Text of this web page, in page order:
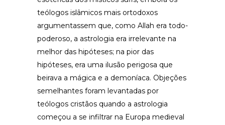
teólogos islâmicos mais ortodoxos
argumentassem que, como Allah era todo-
poderoso, a astrologia era irrelevante na
melhor das hipóteses; na pior das
hipóteses, era uma ilusão perigosa que
beirava a mágica e a demoníaca. Objeções
semelhantes foram levantadas por
teólogos cristãos quando a astrologia
começou a se infiltrar na Europa medieval